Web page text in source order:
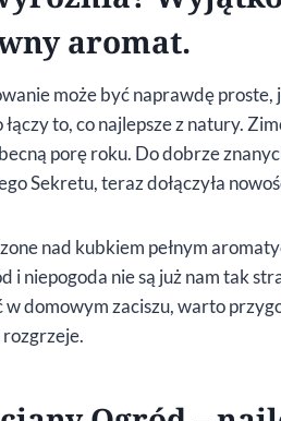
aromat.
może być naprawdę
to, co najlepsze z natury.
porę roku. Do dobrze
Sekretu, teraz dołączyła
nad kubkiem pełnym
i niepogoda nie są już nam tak
domowym zaciszu, warto